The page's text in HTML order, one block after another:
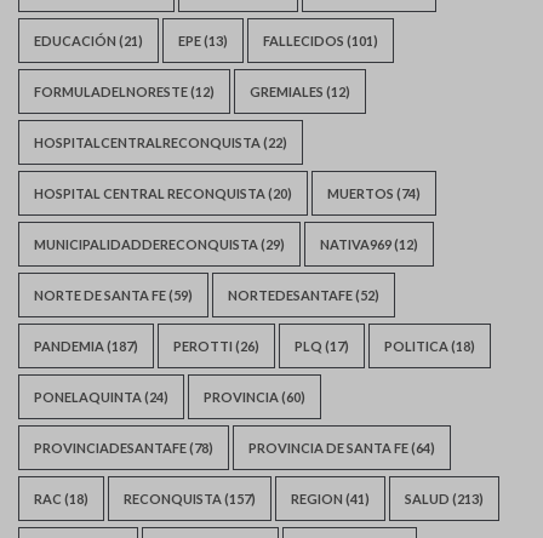
EDUCACIÓN (21) EPE(13) FALLECIDOS (101)
FORMULADELNORESTE(12) GREMIALES (12)
HOSPITALCENTRALRECONQUISTA(22)
HOSPITAL CENTRAL RECONQUISTA(20) MUERTOS (74)
MUNICIPALIDADDERECONQUISTA(29) NATIVA969(12)
NORTE DE SANTA FE(59) NORTEDESANTAFE(52)
PANDEMIA(187) PEROTTI (26) PLQ (17) POLITICA(18)
PONELAQUINTA(24) PROVINCIA(60)
PROVINCIADESANTAFE(78) PROVINCIA DE SANTA FE(64)
RAC (18) RECONQUISTA(157) REGION (41) SALUD (213)